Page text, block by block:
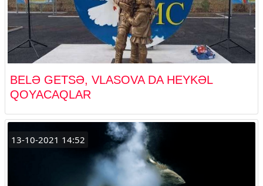
BELƏ GETSƏ, VLASOVA DA HEYKƏL
QOYACAQLAR
13-10-2021 14:52